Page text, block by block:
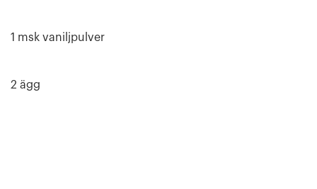
1 msk vaniljpulver
2 ägg